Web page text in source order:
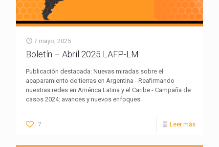
7 mayo, 2025
Boletín – Abril 2025 LAFP-LM
Publicación destacada: Nuevas miradas sobre el
acaparamiento de tierras en Argentina - Reafirmando
nuestras redes en América Latina y el Caribe - Campaña de
casos 2024: avances y nuevos enfoques
7 Leer más